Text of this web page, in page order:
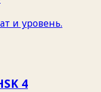
и уровень.
4